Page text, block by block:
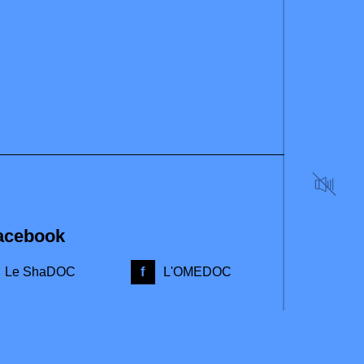
Le ShaDOC L'OMEDOC